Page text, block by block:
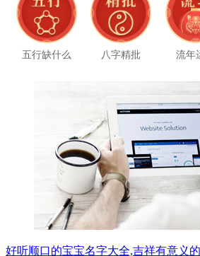
五行缺什么 八字精批 流年
好听顺口的宝宝名字大全,吉祥有意义